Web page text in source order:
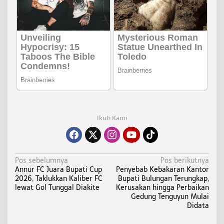
Ikuti Kami
N
a
v
Pos sebelumnya
Annur FC Juara Bupati Cup
2026, Taklukkan Kaliber FC
lewat Gol Tunggal Diakite
Pos berikutnya
Penyebab Kebakaran Kantor
Bupati Bulungan Terungkap,
Kerusakan hingga Perbaikan
Gedung Tenguyun Mulai
Didata